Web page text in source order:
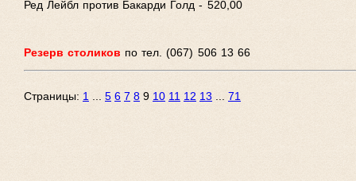
Ред Лейбл против Бакарди Голд - 520,00
Резерв столиков по тел. (067) 506 13 66
Страницы: 1 5 6 7 8 9 10 11 12 13 71